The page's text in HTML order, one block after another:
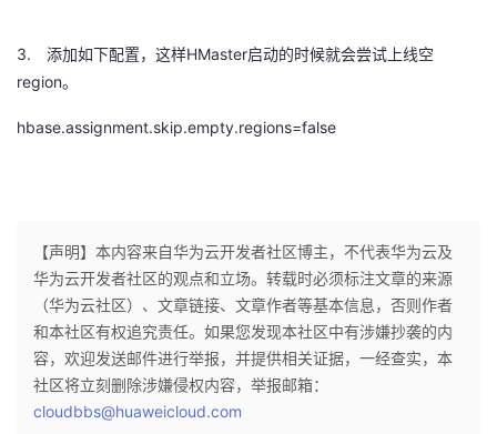
3. 添加如下配置，这样HMaster启动的时候就会尝试上线空
region。
hbase.assignment.skip.empty.regions=false
【声明】本内容来自华为云开发者社区博主，不代表华为云及
华为云开发者社区的观点和立场。转载时必须标注文章的来源
（华为云社区）、文章链接、文章作者等基本信息，否则作者
和本社区有权追究责任。如果您发现本社区中有涉嫌抄袭的内
容，欢迎发送邮件进行举报，并提供相关证据，一经查实，本
社区将立刻删除涉嫌侵权内容，举报邮箱：
cloudbbs@huaweicloud.com